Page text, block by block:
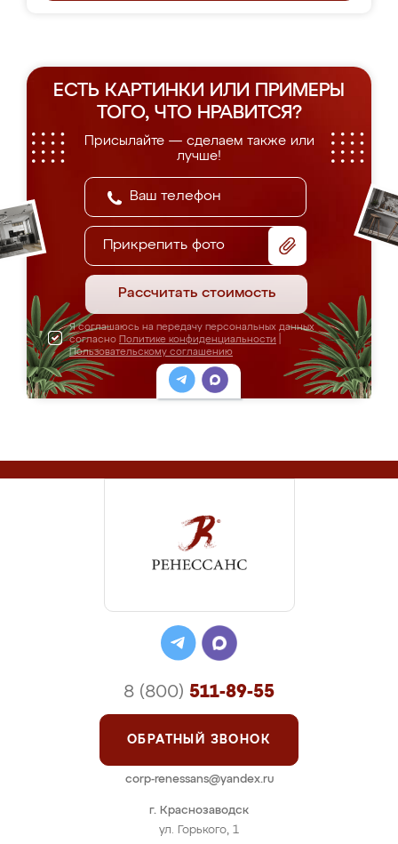
ЕСТЬ КАРТИНКИ ИЛИ ПРИМЕРЫ
ТОГО, ЧТО НРАВИТСЯ?
Присылайте — сделаем также или
лучше!
Прикрепить фото
Рассчитать стоимость
Я соглашаюсь на передачу персональных данных
согласно Политике конфиденциальности
Пользовательскому соглашению
г. Краснозаводск
ул. Горького, 1
8 (800) 511-89-55
ОБРАТНЫЙ ЗВОНОК
corp-renessans@yandex.ru